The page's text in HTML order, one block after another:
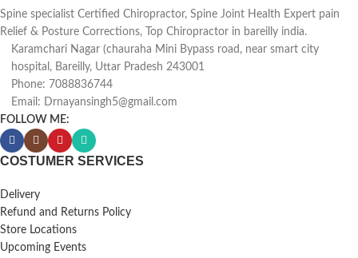
Spine specialist Certified Chiropractor, Spine Joint Health Expert pain
Relief & Posture Corrections, Top Chiropractor in bareilly india.
Karamchari Nagar (chauraha Mini Bypass road, near smart city
hospital, Bareilly, Uttar Pradesh 243001
Phone: 7088836744
Email: Drnayansingh5@gmail.com
FOLLOW ME:
COSTUMER SERVICES
Delivery
Refund and Returns Policy
Store Locations
Upcoming Events